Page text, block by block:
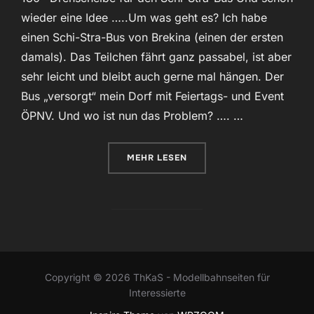
wieder eine Idee …..Um was geht es? Ich habe
einen Schi-Stra-Bus von Brekina (einen der ersten
damals). Das Teilchen fährt ganz passabel, ist aber
sehr leicht und bleibt auch gerne mal hängen. Der
Bus „versorgt“ mein Dorf mit Feiertags- und Event
ÖPNV. Und wo ist nun das Problem? …. …
MEHR ÜBER „DREHSCHEIBE 180MM“
LESEN
Copyright © 2026 ThKaS - Modellbahnseiten für
Interessierte